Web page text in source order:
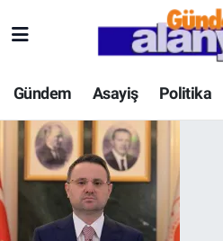
Gündem Asayiş Politika